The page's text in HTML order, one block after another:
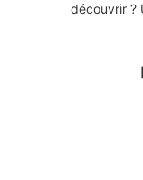
découvrir ?